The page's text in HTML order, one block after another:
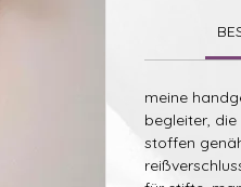
meine
begleiter,
stoffen